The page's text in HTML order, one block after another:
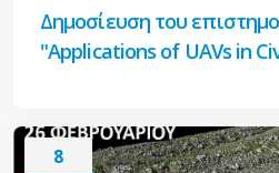
Δημοσίευση του
"Applications of UAVs in
8